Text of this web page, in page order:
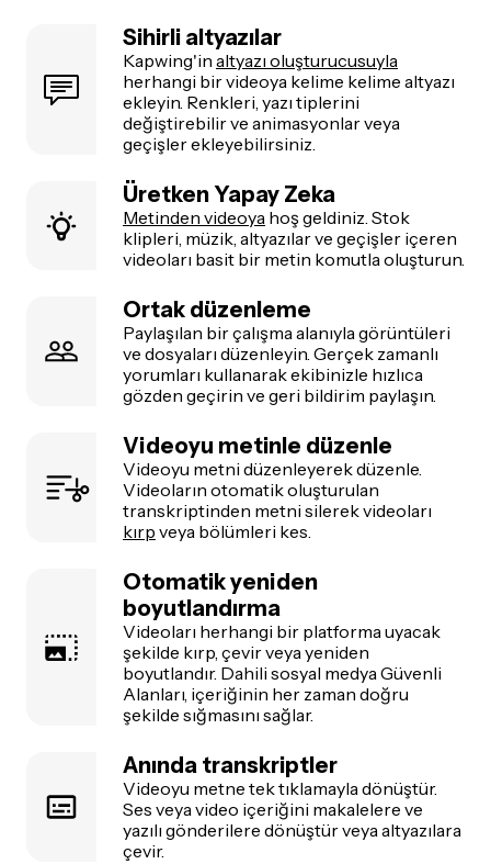
Sihirli altyazılar
Kapwing'in altyazı oluşturucusuyla
herhangi bir videoya kelime kelime altyazı
ekleyin. Renkleri, yazı tiplerini
değiştirebilir ve animasyonlar veya
geçişler ekleyebilirsiniz.
Üretken Yapay Zeka
Metinden videoya hoş geldiniz. Stok
klipleri, müzik, altyazılar ve geçişler içeren
videoları basit bir metin komutla oluşturun.
Ortak düzenleme
Paylaşılan bir çalışma alanıyla görüntüleri
ve dosyaları düzenleyin. Gerçek zamanlı
yorumları kullanarak ekibinizle hızlıca
gözden geçirin ve geri bildirim paylaşın.
Videoyu metinle düzenle
Videoyu metni düzenleyerek düzenle.
Videoların otomatik oluşturulan
transkriptinden metni silerek videoları
kırp veya bölümleri kes.
Otomatik yeniden
boyutlandırma
Videoları herhangi bir platforma uyacak
şekilde kırp, çevir veya yeniden
boyutlandır. Dahili sosyal medya Güvenli
Alanları, içeriğinin her zaman doğru
şekilde sığmasını sağlar.
Anında transkriptler
Videoyu metne tek tıklamayla dönüştür.
Ses veya video içeriğini makalelere ve
yazılı gönderilere dönüştür veya altyazılara
çevir.